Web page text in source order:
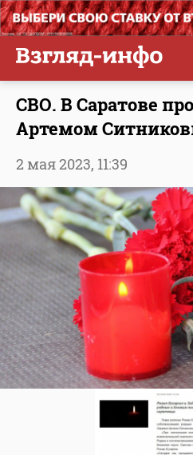
СВО. В Саратове
Артемом
2 мая 2023, 11:39